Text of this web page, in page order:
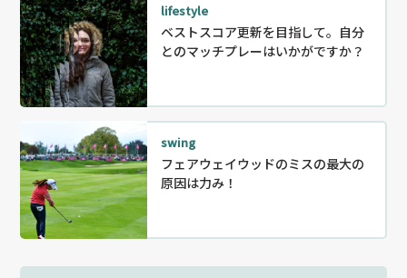
lifestyle
ベストスコア更新を目指して。自分
とのマッチプレーはいかがですか？
swing
フェアウェイウッドのミスの最大の
原因は力み！